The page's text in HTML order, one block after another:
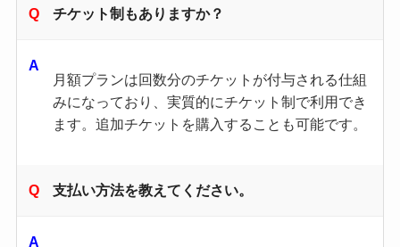
チケット制もありますか？
月額プランは回数分のチケットが付与される仕組
みになっており、実質的にチケット制で利用でき
ます。追加チケットを購入することも可能です。
支払い方法を教えてください。